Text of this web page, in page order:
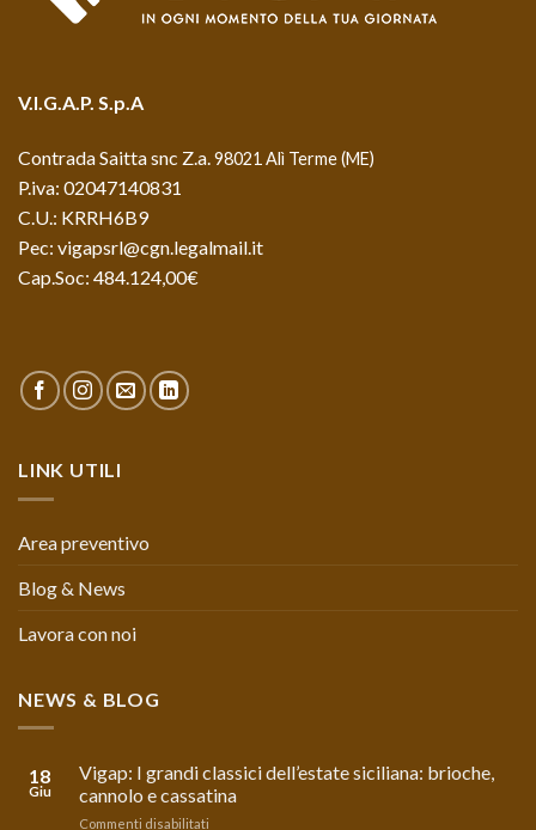
V.I.G.A.P. S.p.A
Contrada Saitta snc Z.a. 98021 Alì Terme (ME)
P.iva: 02047140831
C.U.: KRRH6B9
Pec: vigapsrl@cgn.legalmail.it
Cap.Soc: 484.124,00€
LINK UTILI
Area preventivo
Blog & News
Lavora con noi
NEWS & BLOG
18
Giu
Vigap: I grandi classici dell’estate siciliana: brioche,
cannolo e cassatina
Commenti disabilitati